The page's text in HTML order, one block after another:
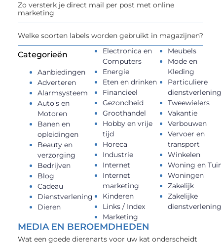
Zo versterk je direct mail per post met online
marketing
Welke soorten labels worden gebruikt in magazijnen?
Categorieën
Aanbiedingen
Adverteren
Alarmsysteem
Auto’s en
Motoren
Banen en
opleidingen
Beauty en
verzorging
Bedrijven
Blog
Cadeau
Dienstverlening
Dieren
Electronica en
Computers
Energie
Eten en drinken
Financieel
Gezondheid
Groothandel
Hobby en vrije
tijd
Horeca
Industrie
Internet
Internet
marketing
Kinderen
Links / Index
Marketing
Meubels
Mode en
Kleding
Particuliere
Tweewielers
Vakantie
Verbouwen
Vervoer en
transport
Winkelen
Woning en
Woningen
Zakelijk
Zakelijke
MEDIA EN BEROEMDHEDEN
Wat een goede dierenarts voor uw kat onderscheidt